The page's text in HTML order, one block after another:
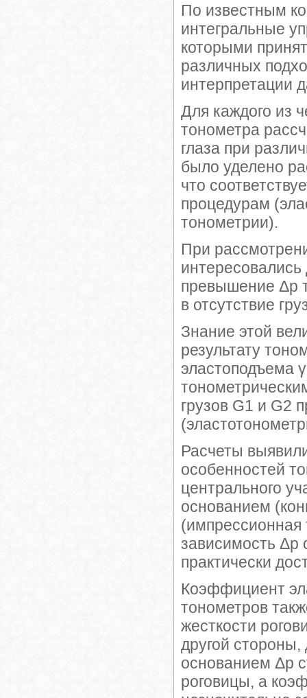
По известным
интегральные
которыми
различных
интерпретации
Для каждого из
тонометра
глаза при
было уделено
что
процедурам
тонометрии).
При
превышение Δp
в отсутствие
Знание этой
результату
эластоподъема
грузов G1 и G2
Расчеты
особенностей
центрального
основанием
(импрессионная
зависимость Δp
практически
Коэффициент
тонометров
жесткости
другой
основанием Δp
роговицы, а